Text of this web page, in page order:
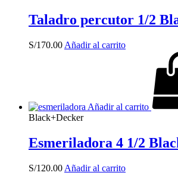
Taladro percutor 1/2
S/170.00 Añadir al carrito
Añadir al carrito
Black+Decker
Esmeriladora 4 1/2
S/120.00 Añadir al carrito